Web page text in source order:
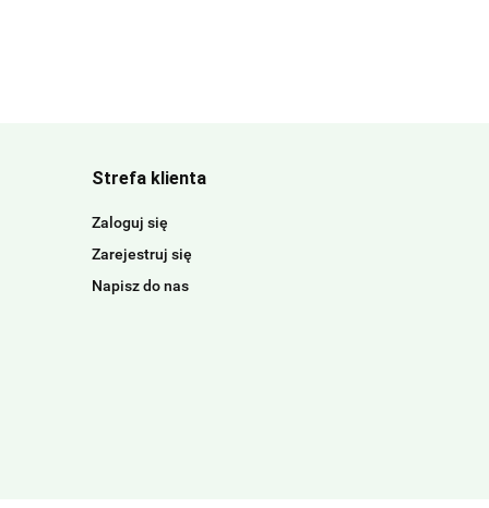
Strefa klienta
Zaloguj się
Zarejestruj się
Napisz do nas